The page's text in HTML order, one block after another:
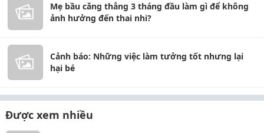
Mẹ bầu căng thẳng 3 tháng đầu làm gì để không
ảnh hưởng đến thai nhi?
Cảnh báo: Những việc làm tưởng tốt nhưng lại
hại bé
Được xem nhiều